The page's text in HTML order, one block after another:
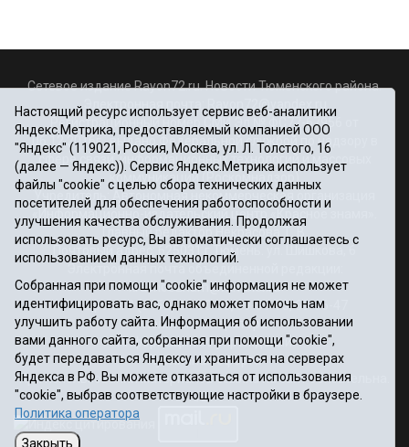
Сетевое издание Rayon72.ru. Новости Тюменского района.
Rayon72@yandex.ru
Регистрационный номер СМИ Эл № ФС77-67956 от
06.12.2016г., выдано Федеральной службой по надзору в
сфере связи, информационных технологий и массовых
коммуникаций (Роскомнадзор)
Учредитель: Автономная некоммерческая организация
«Информационно-издательский центр «Красное знамя».
Главный редактор Некрасова Т. В.
Почтовый адрес: 625031 г.Тюмень. ул. Шишкова, 6
Электронная почта объединенной редакции:
krasnoeznam@rambler.ru
Телефоны 8 (3452) 34-80-60, 69-56-73, 69-56-47
Политика оператора
Информация об учреждении
Публичная оферта
При использовании материалов ссылка на сайт обязательна.
12+
Настоящий ресурс использует сервис веб-аналитики
Яндекс.Метрика, предоставляемый компанией ООО
"Яндекс" (119021, Россия, Москва, ул. Л. Толстого, 16
(далее — Яндекс)). Сервис Яндекс.Метрика использует
файлы "cookie" с целью сбора технических данных
посетителей для обеспечения работоспособности и
улучшения качества обслуживания. Продолжая
использовать ресурс, Вы автоматически соглашаетесь с
использованием данных технологий.
Собранная при помощи "cookie" информация не может
идентифицировать вас, однако может помочь нам
улучшить работу сайта. Информация об использовании
вами данного сайта, собранная при помощи "cookie",
будет передаваться Яндексу и храниться на серверах
Яндекса в РФ. Вы можете отказаться от использования
"cookie", выбрав соответствующие настройки в браузере.
Политика оператора
Закрыть